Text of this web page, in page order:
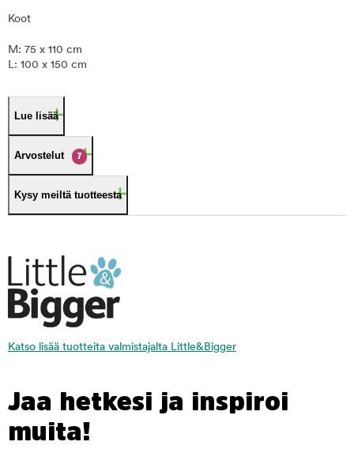
Koot
M: 75 x 110 cm
L: 100 x 150 cm
Lue lisää
Arvostelut 7
Kysy meiltä tuotteesta
Katso lisää tuotteita valmistajalta Little&Bigger
Jaa hetkesi ja inspiroi
muita!